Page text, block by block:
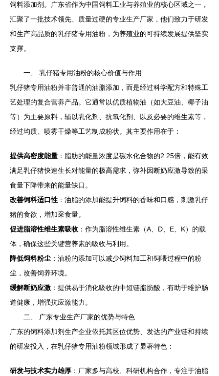
饲料添加剂。广东省作为中国饲料工业与养殖业的核心区域之一，
汇聚了一批技术领先、质量过硬的专业生产厂家，他们致力于研发
和生产高品质的乳仔猪专用油粉，为养殖业的可持续发展提供坚实
支撑。
一、 乳仔猪专用油粉的核心价值与作用
乳仔猪专用油粉并非普通的油脂添加，而是经过科学配方和特殊工
艺处理的复合营养产品。它通常以优质植物油（如大豆油、椰子油
等）为主要原料，辅以乳化剂、抗氧化剂、以及必要的维生素等，
经过均质、喷雾干燥等工艺制成粉状。其主要作用在于：
提供高密度能量 ：脂肪的能量浓度是碳水化合物的2.25倍，能有效
满足乳仔猪快速生长对能量的极高需求，弥补因断奶应激导致的采
食量下降带来的能量缺口。
改善饲料适口性 ：油脂的添加能提升饲料的香味和口感，刺激乳仔
猪的食欲，增加采食量。
促进脂溶性维生素吸收 ：作为脂溶性维生素（A、D、E、K）的载
体，确保这些关键营养素的吸收与利用。
降低饲料粉尘 ：油粉的添加可以减少饲料加工和饲喂过程中的粉
尘，改善饲养环境。
缓解断奶应激 ：提供易于消化吸收的中短链脂肪酸，有助于维护肠
道健康，增强抗应激能力。
二、 广东专业生产厂家的优势与特色
广东的饲料添加剂生产企业依托其区位优势、发达的产业链和持续
的研发投入，在乳仔猪专用油粉领域形成了显著特色：
研发与技术实力雄厚 ：厂家多与高校、科研机构合作，专注于油脂